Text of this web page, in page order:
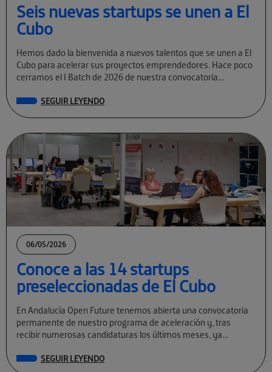
Seis nuevas startups se unen a El
Cubo
Hemos dado la bienvenida a nuevos talentos que se unen a El
Cubo para acelerar sus proyectos emprendedores. Hace poco
cerramos el I Batch de 2026 de nuestra convocatoria
SEGUIR LEYENDO
06/05/2026
Conoce a las 14 startups
preseleccionadas de El Cubo
En Andalucía Open Future tenemos abierta una convocatoria
permanente de nuestro programa de aceleración y, tras
recibir numerosas candidaturas los últimos meses, ya
SEGUIR LEYENDO